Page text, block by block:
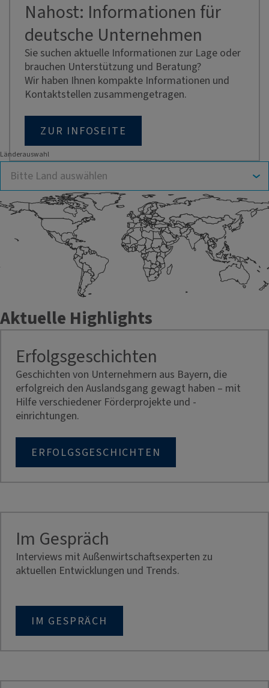
Nahost: Informationen für
deutsche Unternehmen
Sie suchen aktuelle Informationen zur Lage oder
brauchen Unterstützung und Beratung?
Wir haben Ihnen kompakte Informationen und
Kontaktstellen zusammengetragen.
ZUR INFOSEITE
Länderauswahl
Aktuelle Highlights
Erfolgsgeschichten
Geschichten von Unternehmern aus Bayern, die
erfolgreich den Auslandsgang gewagt haben – mit
Hilfe verschiedener Förderprojekte und -
einrichtungen.
ERFOLGSGESCHICHTEN
Im Gespräch
Interviews mit Außenwirtschaftsexperten zu
aktuellen Entwicklungen und Trends.
IM GESPRÄCH